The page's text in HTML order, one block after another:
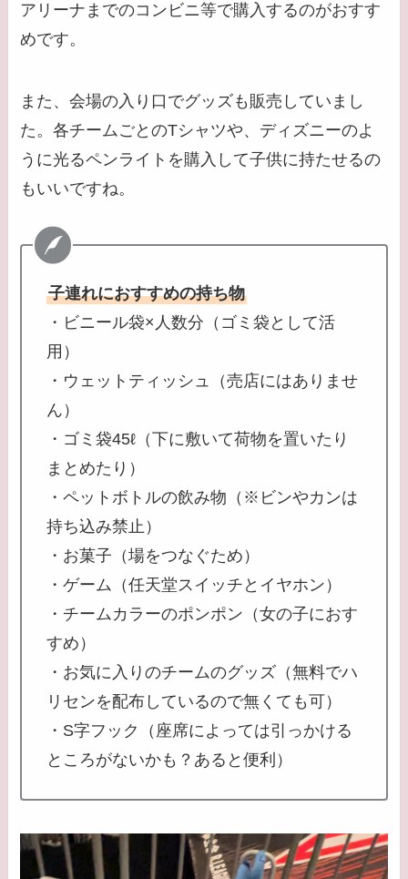
アリーナまでのコンビニ等で購入するのがおすす
めです。
また、会場の入り口でグッズも販売していまし
た。各チームごとのTシャツや、ディズニーのよ
うに光るペンライトを購入して子供に持たせるの
もいいですね。
子連れにおすすめの持ち物
・ビニール袋×人数分（ゴミ袋として活
用）
・ウェットティッシュ（売店にはありませ
ん）
・ゴミ袋45ℓ（下に敷いて荷物を置いたり
まとめたり）
・ペットボトルの飲み物（※ビンやカンは
持ち込み禁止）
・お菓子（場をつなぐため）
・ゲーム（任天堂スイッチとイヤホン）
・チームカラーのポンポン（女の子におす
すめ）
・お気に入りのチームのグッズ（無料でハ
リセンを配布しているので無くても可）
・S字フック（座席によっては引っかける
ところがないかも？あると便利）